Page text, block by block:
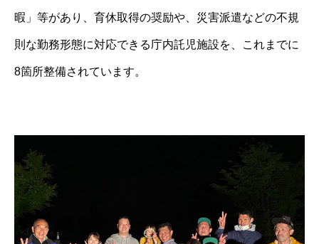
暇」等があり、育休取得の奨励や、災害派遣などの不規
則な勤務形態に対応できる庁内託児施設を、これまでに
8箇所整備されています。